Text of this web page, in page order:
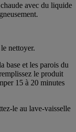
avec du liquide
nettoyer.
base et les parois du
le produit
15 à 20 minutes
le au lave-vaisselle